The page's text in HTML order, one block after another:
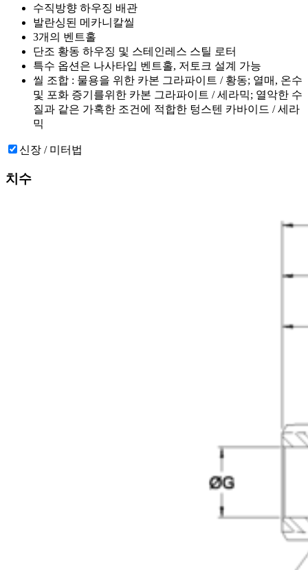
수직방향 하우징 배관
발란싱된 메카니칼씰
3개의 벤트홀
단조 황동 하우징 및 스테인레스 스틸 로터
특수 옵션은 나사타입 벤트홀, 저토크 설계 가능
씰 조합 : 물용을 위한 카본 그라파이트 / 황동; 열매, 온수
및 포화 증기를위한 카본 그라파이트 / 세라믹; 열악한 수
질과 같은 가혹한 조건에 적합한 텅스텐 카바이드 / 세라
믹
신장 / 미터법
치수